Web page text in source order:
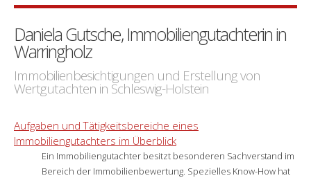
Daniela Gutsche, Immobiliengutachterin in
Warringholz
Immobilienbesichtigungen und Erstellung von
Wertgutachten in Schleswig-Holstein
Aufgaben und Tätigkeitsbereiche eines
Immobiliengutachters im Überblick
Ein Immobiliengutachter besitzt besonderen Sachverstand im
Bereich der Immobilienbewertung. Spezielles Know-How hat